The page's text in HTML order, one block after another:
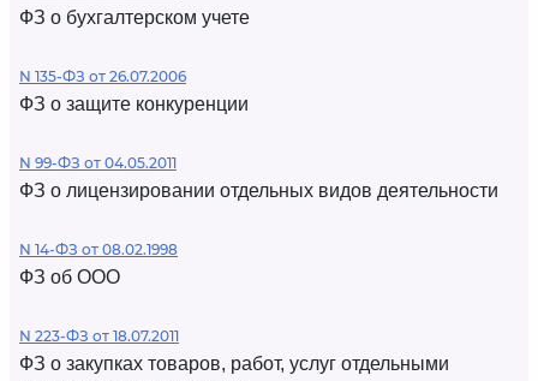
ФЗ о бухгалтерском учете
N 135-ФЗ от 26.07.2006
ФЗ о защите конкуренции
N 99-ФЗ от 04.05.2011
ФЗ о лицензировании отдельных видов деятельности
N 14-ФЗ от 08.02.1998
ФЗ об ООО
N 223-ФЗ от 18.07.2011
ФЗ о закупках товаров, работ, услуг отдельными